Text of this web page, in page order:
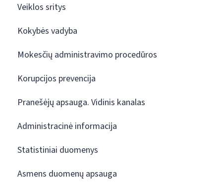
Veiklos sritys
Kokybės vadyba
Mokesčių administravimo procedūros
Korupcijos prevencija
Pranešėjų apsauga. Vidinis kanalas
Administracinė informacija
Statistiniai duomenys
Asmens duomenų apsauga